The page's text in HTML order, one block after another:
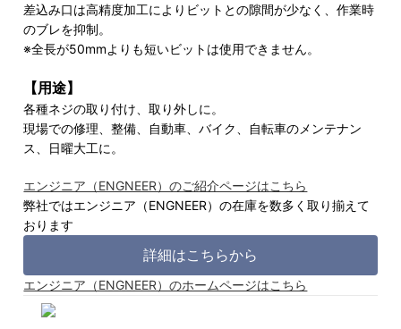
差込み口は高精度加工によりビットとの隙間が少なく、作業時
のブレを抑制。
※全長が50mmよりも短いビットは使用できません。
【用途】
各種ネジの取り付け、取り外しに。
現場での修理、整備、自動車、バイク、自転車のメンテナン
ス、日曜大工に。
エンジニア（ENGNEER）のご紹介ページはこちら
弊社ではエンジニア（ENGNEER）の在庫を数多く取り揃えて
おります
詳細はこちらから
エンジニア（ENGNEER）のホームページはこちら